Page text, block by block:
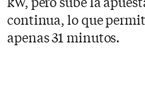
continua, lo que
apenas 31 minutos.